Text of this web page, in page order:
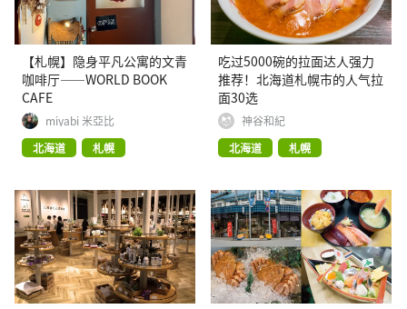
【札幌】隐身平凡公寓的文青
咖啡厅——WORLD BOOK
CAFE
miyabi 米亞比
北海道
札幌
吃过5000碗的拉面达人强力
推荐！北海道札幌市的人气拉
面30选
神谷和紀
北海道
札幌